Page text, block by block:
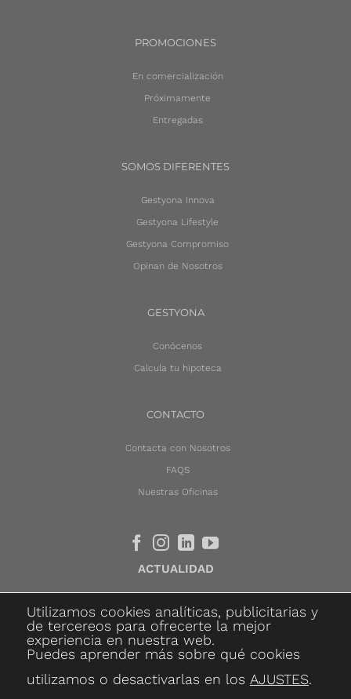
PROMOCIONES
En comercialización
Próximamente
Entregadas
SOMOS DIFERENTES
Gestyona Innova
Gestyona Lifestyle
Gestyona Compromiso
Opinan de Nosotros
GESTYONA
Conócenos
Calcula tu hipoteca
CONTACTO
Contacta con Nosotros
FAQS
Nuestras Oficinas
ACTUALIDAD
POLÍTICA DE PRIVACIDAD
POLÍTICA DE COOKIES
COMPROMISO CON LA PROTECCIÓN DE DATOS
Utilizamos cookies analíticas, publicitarias y
de tercereos para ofrecerte la mejor
experiencia en nuestra web.
Puedes aprender más sobre qué cookies
utilizamos o desactivarlas en los AJUSTES.